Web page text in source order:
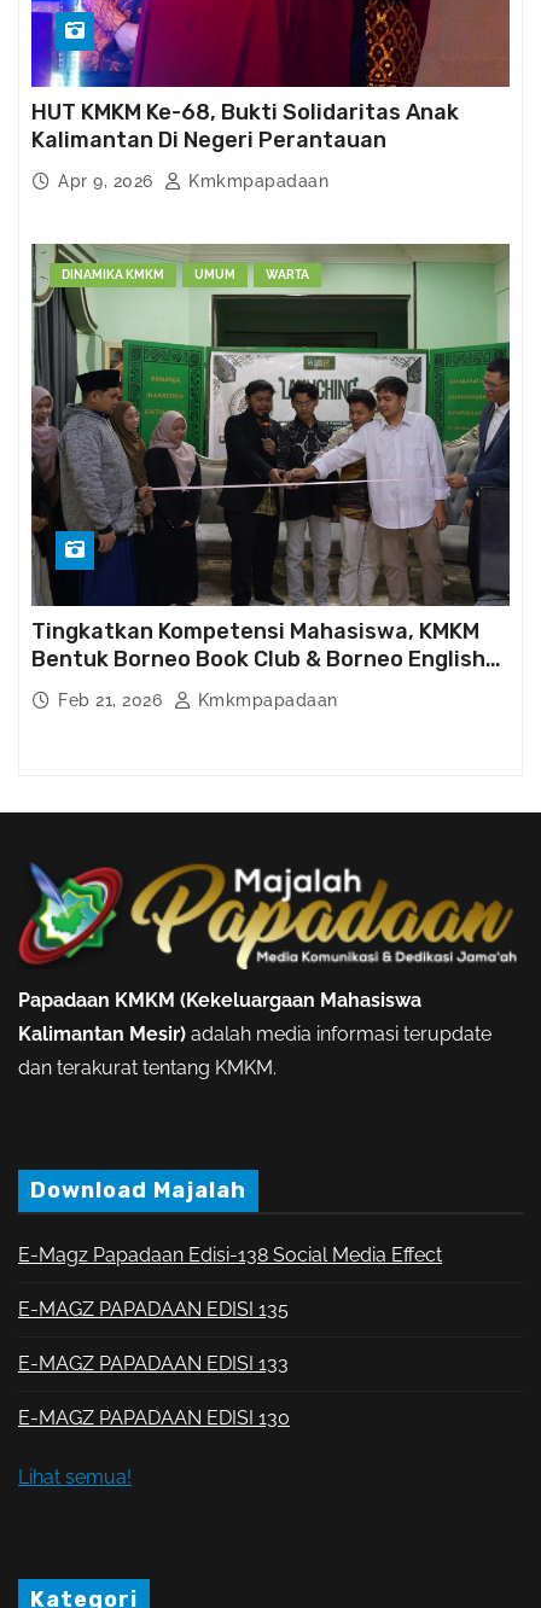
HUT KMKM Ke-68, Bukti Solidaritas Anak
Kalimantan Di Negeri Perantauan
Apr 9, 2026 Kmkmpapadaan
DINAMIKA KMKM UMUM WARTA
Tingkatkan Kompetensi Mahasiswa, KMKM
Bentuk Borneo Book Club & Borneo English
ClubFeb 21, 2026 Kmkmpapadaan
Papadaan KMKM (Kekeluargaan Mahasiswa
Kalimantan Mesir) adalah media informasi terupdate
dan terakurat tentang KMKM.
Download Majalah
E-Magz Papadaan Edisi-138 Social Media Effect
E-MAGZ PAPADAAN EDISI 135
E-MAGZ PAPADAAN EDISI 133
E-MAGZ PAPADAAN EDISI 130
Lihat semua!
Kategori